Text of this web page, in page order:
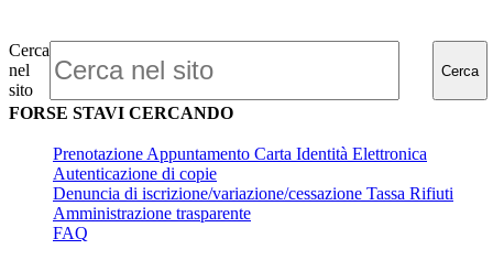
Cerca
nel
sito
Cerca
FORSE STAVI CERCANDO
Prenotazione Appuntamento Carta Identità Elettronica
Autenticazione di copie
Denuncia di iscrizione/variazione/cessazione Tassa Rifiuti
Amministrazione trasparente
FAQ